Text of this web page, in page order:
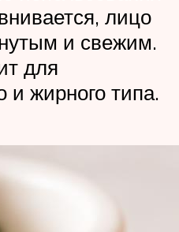
лицо
и свежим.
для
и жирного типа.